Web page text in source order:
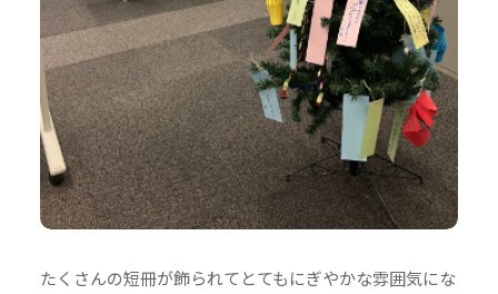
たくさんの短冊が飾られてとてもにぎやかな雰囲気にな